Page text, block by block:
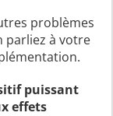
problèmes
parliez à votre
puissant
effets